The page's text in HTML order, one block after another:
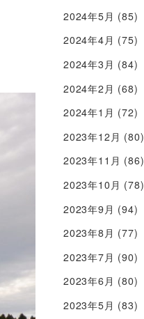
2024年5月 (85)
2024年4月 (75)
2024年3月 (84)
2024年2月 (68)
2024年1月 (72)
2023年12月 (80)
2023年11月 (86)
2023年10月 (78)
2023年9月 (94)
2023年8月 (77)
2023年7月 (90)
2023年6月 (80)
2023年5月 (83)